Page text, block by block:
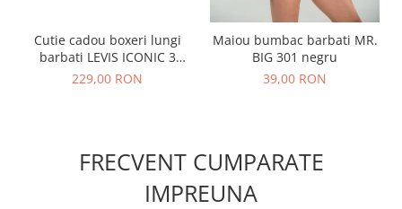
Cutie cadou boxeri lungi
barbati LEVIS ICONIC 3
perechi negru combo
229,00 RON
Maiou bumbac barbati MR.
BIG 301 negru
39,00 RON
FRECVENT CUMPARATE
IMPREUNA